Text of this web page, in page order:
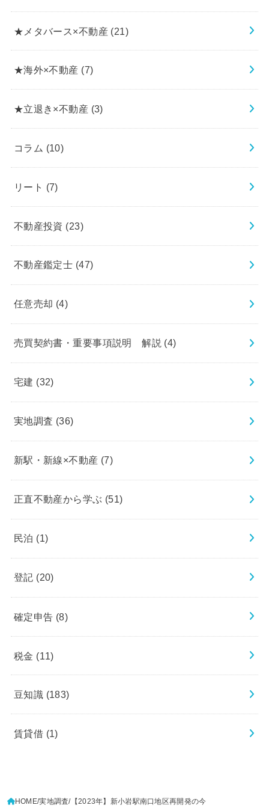
★メタバース×不動産 (21)
★海外×不動産 (7)
★立退き×不動産 (3)
コラム (10)
リート (7)
不動産投資 (23)
不動産鑑定士 (47)
任意売却 (4)
売買契約書・重要事項説明 解説 (4)
宅建 (32)
実地調査 (36)
新駅・新線×不動産 (7)
正直不動産から学ぶ (51)
民泊 (1)
登記 (20)
確定申告 (8)
税金 (11)
豆知識 (183)
賃貸借 (1)
HOME 実地調査 【2023年】新小岩駅南口地区再開発の今